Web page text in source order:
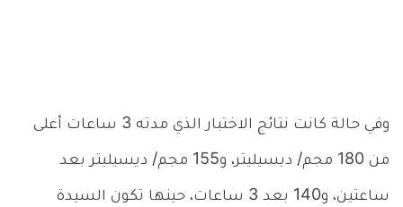
وفي حالة كانت نتائج الاختبار الذي مدته 3 ساعات أعلى
من 180 مجم/ ديسيليتر، و155 مجم/ ديسيليتر بعد
ساعتين، و140 بعد 3 ساعات، حينها تكون السيدة